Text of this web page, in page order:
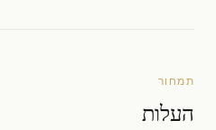
תמחור
העלות